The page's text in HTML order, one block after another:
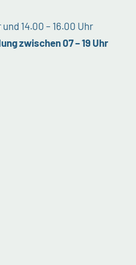
14.00 – 16.00 Uhr
zwischen 07 – 19 Uhr